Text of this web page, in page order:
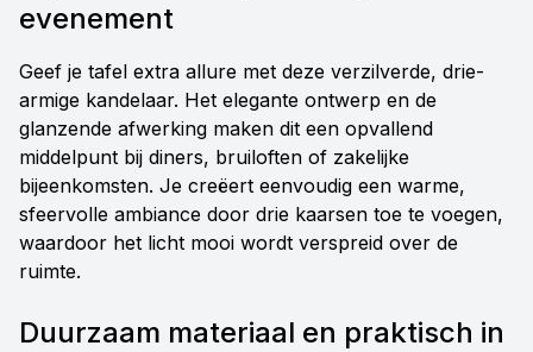
evenement
Geef je tafel extra allure met deze verzilverde, drie-
armige kandelaar. Het elegante ontwerp en de
glanzende afwerking maken dit een opvallend
middelpunt bij diners, bruiloften of zakelijke
bijeenkomsten. Je creëert eenvoudig een warme,
sfeervolle ambiance door drie kaarsen toe te voegen,
waardoor het licht mooi wordt verspreid over de
ruimte.
Duurzaam materiaal en praktisch in